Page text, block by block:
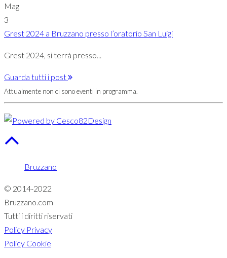
Mag
3
Grest 2024 a Bruzzano presso l’oratorio San Luigi
Grest 2024, si terrà presso...
Guarda tutti i post
Attualmente non ci sono eventi in programma.
Bruzzano
© 2014-2022
Bruzzano.com
Tutti i diritti riservati
Policy Privacy
Policy Cookie